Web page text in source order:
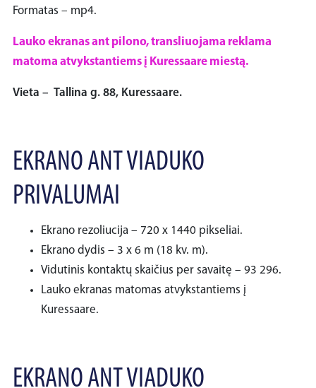
Formatas – mp4.
Lauko ekranas ant pilono, transliuojama reklama
matoma atvykstantiems į Kuressaare miestą.
Vieta – Tallina g. 88, Kuressaare.
EKRANO ANT VIADUKO
PRIVALUMAI
Ekrano rezoliucija – 720 x 1440 pikseliai.
Ekrano dydis – 3 x 6 m (18 kv. m).
Vidutinis kontaktų skaičius per savaitę – 93 296.
Lauko ekranas matomas atvykstantiems į
Kuressaare.
EKRANO ANT VIADUKO